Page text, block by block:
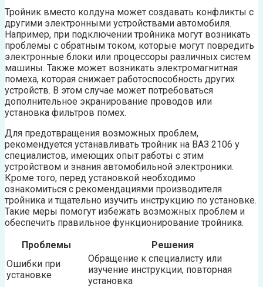
Тройник вместо колдуна может создавать конфликты с
другими электронными устройствами автомобиля.
Например, при подключении тройника могут возникать
проблемы с обратным током, которые могут повредить
электронные блоки или процессоры различных систем
машины. Также может возникать электромагнитная
помеха, которая снижает работоспособность других
устройств. В этом случае может потребоваться
дополнительное экранирование проводов или
установка фильтров помех.
Для предотвращения возможных проблем,
рекомендуется устанавливать тройник на ВАЗ 2106 у
специалистов, имеющих опыт работы с этим
устройством и знания автомобильной электроники.
Кроме того, перед установкой необходимо
ознакомиться с рекомендациями производителя
тройника и тщательно изучить инструкцию по установке.
Такие меры помогут избежать возможных проблем и
обеспечить правильное функционирование тройника.
Проблемы
Решения
Ошибки при
установке
Обращение к специалисту или
изучение инструкции, повторная
установка